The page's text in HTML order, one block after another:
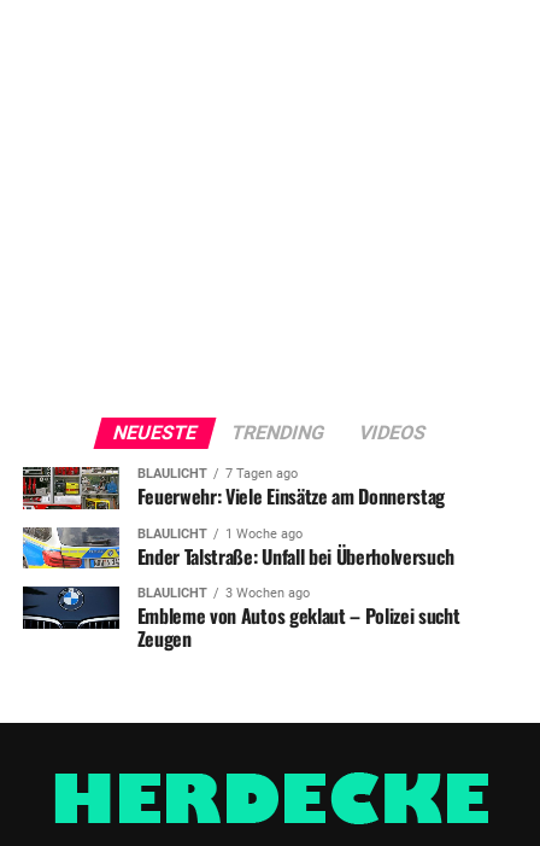
NEUESTE TRENDING VIDEOS
BLAULICHT 7 Tagen ago
Feuerwehr: Viele Einsätze am Donnerstag
BLAULICHT 1 Woche ago
Ender Talstraße: Unfall bei Überholversuch
BLAULICHT 3 Wochen ago
Embleme von Autos geklaut – Polizei sucht
Zeugen